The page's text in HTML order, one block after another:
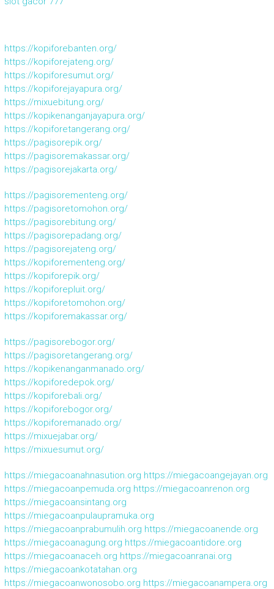
https://kopiforebanten.org/
https://kopiforejateng.org/
https://kopiforesumut.org/
https://kopiforejayapura.org/
https://mixuebitung.org/
https://kopikenanganjayapura.org/
https://kopiforetangerang.org/
https://pagisorepik.org/
https://pagisoremakassar.org/
https://pagisorejakarta.org/
https://pagisorementeng.org/
https://pagisoretomohon.org/
https://pagisorebitung.org/
https://pagisorepadang.org/
https://pagisorejateng.org/
https://kopiforementeng.org/
https://kopiforepik.org/
https://kopiforepluit.org/
https://kopiforetomohon.org/
https://kopiforemakassar.org/
https://pagisorebogor.org/
https://pagisoretangerang.org/
https://kopikenanganmanado.org/
https://kopiforedepok.org/
https://kopiforebali.org/
https://kopiforebogor.org/
https://kopiforemanado.org/
https://mixuejabar.org/
https://mixuesumut.org/
https://miegacoanahnasution.org https://miegacoangejayan.org
https://miegacoanpemuda.org https://miegacoanrenon.org
https://miegacoansintang.org
https://miegacoanpulaupramuka.org
https://miegacoanprabumulih.org https://miegacoanende.org
https://miegacoanagung.org https://miegacoantidore.org
https://miegacoanaceh.org https://miegacoanranai.org
https://miegacoankotatahan.org
https://miegacoanwonosobo.org https://miegacoanampera.org